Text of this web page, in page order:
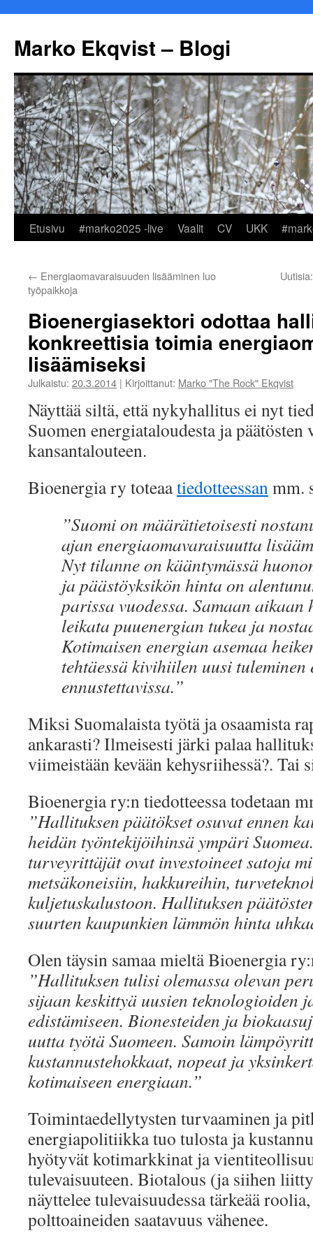
Marko Ekqvist – Blogi
Siirry
Etusivu #marko2025 -live Vaalit CV UKK
← Energiaomavaraisuuden lisääminen luo
työpaikkoja
Bioenergiasektori odottaa
konkreettisia toimia
lisäämiseksi
Julkaistu: 20.3.2014 | Kirjoittanut: Marko "The Rock" Ekqvist
Näyttää siltä, että nykyhallitus ei nyt
Suomen energiataloudesta ja
kansantalouteen.
Bioenergia ry toteaatiedotteessanmm.
”Suomi on määrätietoisesti
ajan energiaomavaraisuutta
Nyt tilanne on kääntymässä
ja päästöyksikön hinta on
parissa vuodessa. Samaan
leikata puuenergian tukea ja
Kotimaisen energian asemaa
tehtäessä kivihiilen uusi
ennustettavissa.”
Miksi Suomalaista työtä ja osaamista
ankarasti? Ilmeisesti järki palaa
viimeistään kevään kehysriihessä?.
Bioenergia ry:n tiedotteessa todetaan
”Hallituksen päätökset osuvat ennen
heidän työntekijöihinsä ympäri
turveyrittäjät ovat investoineet satoja
metsäkoneisiin, hakkureihin,
kuljetuskalustoon. Hallituksen
suurten kaupunkien lämmön hinta
Olen täysin samaa mieltä Bioenergia
”Hallituksen tulisi olemassa olevan
sijaan keskittyä uusien teknologioiden
edistämiseen. Bionesteiden ja
uutta työtä Suomeen. Samoin
kustannustehokkaat, nopeat ja
kotimaiseen energiaan.”
Toimintaedellytysten turvaaminen ja
energiapolitiikka tuo tulosta ja
hyötyvät kotimarkkinat ja
tulevaisuuteen. Biotalous (ja siihen
näyttelee tulevaisuudessa tärkeää
polttoaineiden saatavuus vähenee.